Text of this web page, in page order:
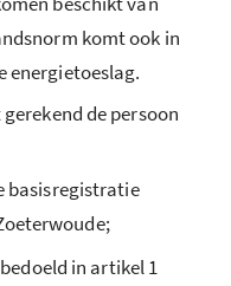
komt ook in
energietoeslag.
de persoon
basisregistratie
in artikel 1